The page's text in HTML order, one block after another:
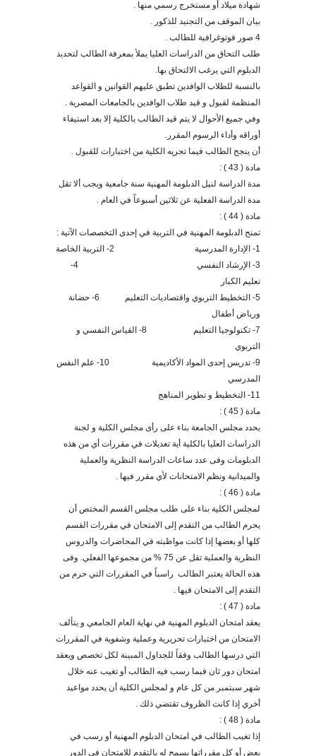
شهادة ميلاد أو مستخرج رسمي منها .
بيان الموقف من التجنيد للذكور .
4 صور فوتوغرافية للطالب .
طلب التحاق من الدراسات العليا يملأ بمعرفة الطالب لتحديد
الدبلوم التي يرغب الالتحاق بها.
بالنسبة للطلاب الوافدين تطبق عليهم القوانين و القواعد
المنظمة لقبول و قيد طلاب الوافدين بالجامعات المصرية .
وفي جميع الأحوال لا يتم قيد الطالب بالكلية إلا بعد استيفاء
أوراقه وأداء الرسوم المقرر.
أن ينجح الطالب فيما تجريه الكلية من اختبارات للقبول .
مادة ( 43 ) :
مدة الدراسة لنيل الدبلومة المهنية سنة جامعية ويجب ألا تقل
مدة الدراسة الفعلية عن ثلاثين أسبوعاً في العام .
مادة ( 44 ) :
تمنح الدبلومة المهنية في التربية في إحدى التخصصات الآتية :
1- الإدارة المدرسية 2- التربية الخاصة
3- الإرشاد النفسي 4-
تعليم الكبار
5- التخطيط التربوي واقتصاديات التعليم 6- حضانة
ورياض أطفال
7- تكنولوجيا التعليم 8- القياس النفسي و
التربوي
9- تدريس إحدى المواد الأكاديمية 10- علم النفس
المدرسي
11- التخطيط و تطوير المناهج
مادة ( 45 ) :
يحدد مجلس الجامعة بناء على رأى مجلس الكلية و لجنة
الدراسات العليا بالكلية أية تعديلات في مقررات أي من هذه
الدبلومات وفى عدد ساعات الدراسة النظرية والعملية
والميدانية ونظم الامتحانات لأي مقرر فيها .
مادة ( 46 ) :
لمجلس الكلية بناء على طلب مجلس القسم المختص أن
يحرم الطالب من التقدم إلى الامتحان في مقررات القسم
كلها أو بعضها إذا كانت مواظبته في المحاضرات والدروس
النظرية والعملية تقل عن 75 % من مجموعها الفعلي
. وفى
هذه الحالة يعتبر الطالب راسباً في المقررات التي حرم من
التقدم إلى الامتحان فيها .
مادة ( 47 ) :
يعقد امتحان الدبلوم المهنية في نهاية العام الجامعي و يتألف
الامتحان من اختبارات تحريرية وعملية وشفوية في المقررات
التي درسها الطالب وفقاً للجداول المبينة لكل تخصص ويعقد
امتحان دور ثان فيما رسب فيه الطالب أو تغيب عنه خلال
شهر سبتمبر من كل عام و لمجلس الكلية أن يحدد مواعيد
أخري إذا كانت الظروف تقتضي ذلك .
مادة ( 48 ) :
إذا تغيب الطالب في امتحان الدبلوم المهنية أو رسب في
بعض أو كل مقرراتها يسمح له بالتقدم للامتحان في الدور